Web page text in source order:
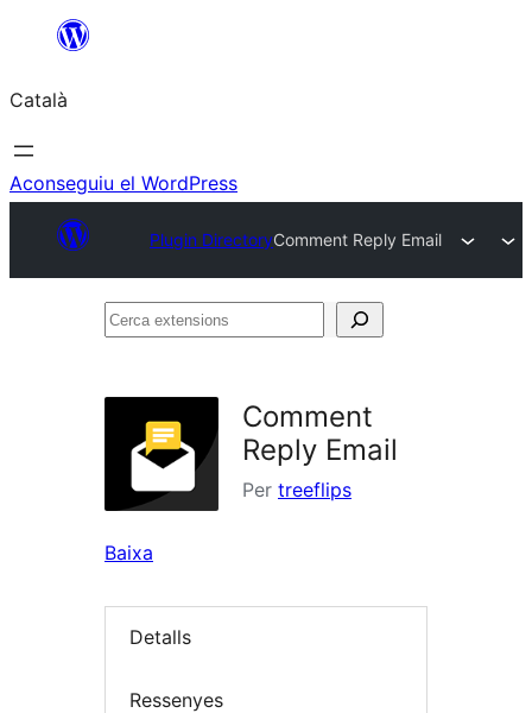
contingut
Català
Aconseguiu el WordPress
Plugin DirectoryComment Reply Email
Cerca
Comment
Reply Email
Per treeflips
Baixa
Detalls
Ressenyes